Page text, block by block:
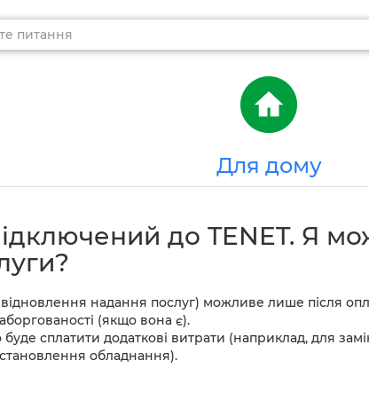
Для дому
до TENET. Я
надання послуг) можливе лише після
(якщо вона є).
сплатити додаткові витрати (наприклад, для
обладнання).